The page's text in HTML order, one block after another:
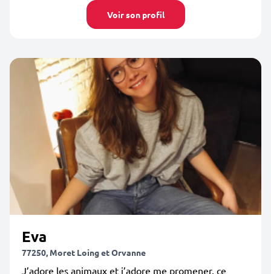
Voir son profil
Eva
77250, Moret Loing et Orvanne
J’adore les animaux et j’adore me promener, ce